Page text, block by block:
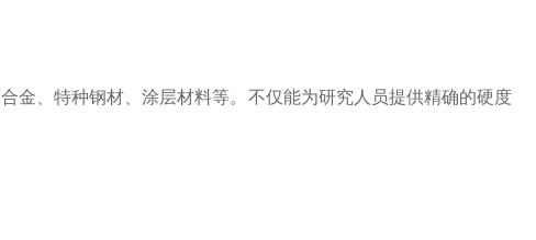
、特种钢材、涂层材料等。不仅能为研究人员提供精确的硬度